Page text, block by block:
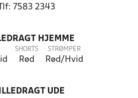
Tlf: 7583 2343
HJEMME
SHORTS
Rød
STRØMPER
Rød/Hvid
UDE